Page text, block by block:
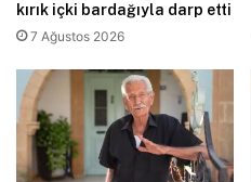
kırık içki bardağıyla darp etti
7 Ağustos 2026